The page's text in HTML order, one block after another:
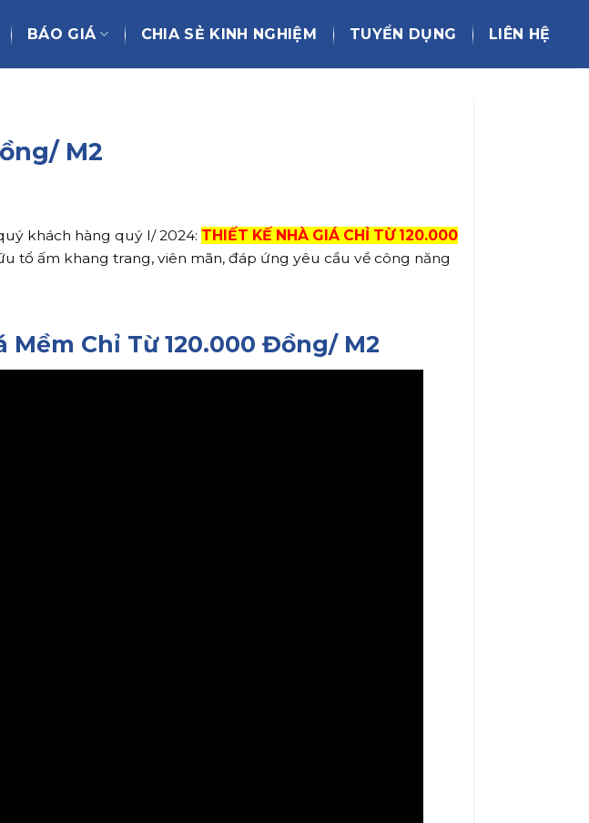
BÁO GIÁ CHIA SẺ KINH NGHIỆM TUYỂN DỤNG LIÊN HỆ
M2
khách hàng quý I/ 2024: THIẾT KẾ NHÀ GIÁ CHỈ TỪ 120.000
tổ ấm khang trang, viên mãn, đáp ứng yêu cầu về công năng
Mềm Chỉ Từ 120.000 Đồng/ M2